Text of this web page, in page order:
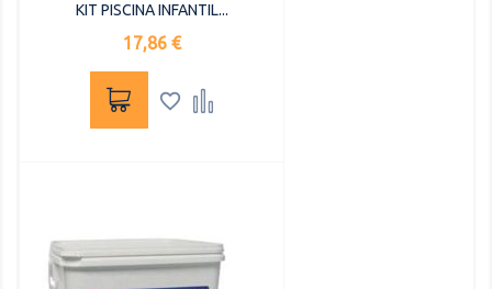
KIT PISCINA INFANTIL...
Precio
17,86 €
 